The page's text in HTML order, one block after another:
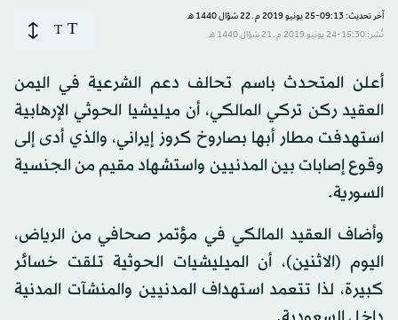
آخر تحديث: 09:13-25 يونيو 2019 م ـ 22 شوّال 1440 هـ
نُشر: 15:30-24 يونيو 2019 م ـ 21 شوّال 1440 هـ
T
T
أعلن المتحدث باسم تحالف دعم الشرعية في اليمن
العقيد ركن تركي المالكي، أن ميليشيا الحوثي الإرهابية
استهدفت مطار أبها بصاروخ كروز إيراني، والذي أدى إلى
وقوع إصابات بين المدنيين واستشهاد مقيم من الجنسية
السورية.
وأضاف العقيد المالكي في مؤتمر صحافي من الرياض،
اليوم (الاثنين)، أن الميليشيات الحوثية تلقت خسائر
كبيرة، لذا تتعمد استهداف المدنيين والمنشآت المدنية